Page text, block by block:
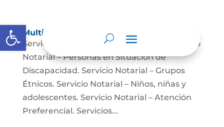
Abrir barra de herramientas
Multimedia
Servicio Notarial – Fuerzas Militares. Servicio
Notarial – Personas en Situación de
Discapacidad. Servicio Notarial – Grupos
Étnicos. Servicio Notarial – Niños, niñas y
adolescentes. Servicio Notarial – Atención
Preferencial. Servicios...